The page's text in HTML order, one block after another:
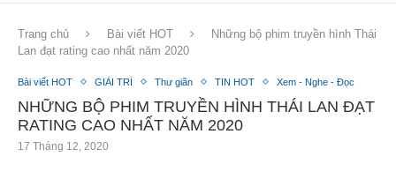
Trang chủ Bài viết HOT
Những bộ phim truyền hình Thái
Lan đạt rating cao nhất năm 2020
Bài viết HOT GIẢI TRÍ Thư giãn TIN HOT Xem - Nghe - Đọc
NHỮNG BỘ PHIM TRUYỀN HÌNH THÁI LAN ĐẠT
RATING CAO NHẤT NĂM 2020
17 Tháng 12, 2020